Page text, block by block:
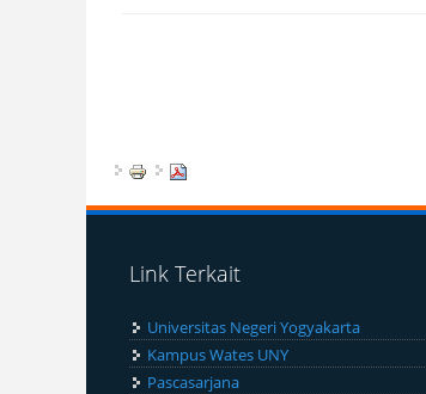
Link Terkait
Universitas Negeri Yogyakarta
Kampus Wates UNY
Pascasarjana